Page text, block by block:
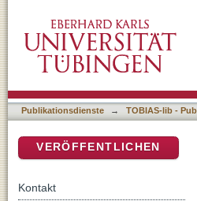
Publikationsdienste → TOBIAS-lib -
VERÖFFENTLICHEN
Kontakt